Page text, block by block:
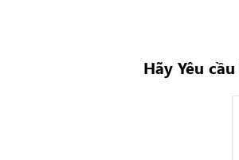
Hãy Yêu